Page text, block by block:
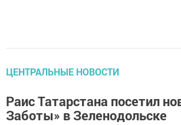
ЦЕНТРАЛЬНЫЕ НОВОСТИ
Раис Татарстана посетил
Заботы» в Зеленодольске